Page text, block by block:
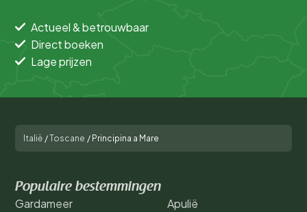
Actueel & betrouwbaar
Direct boeken
Lage prijzen
Italië /Toscane / Principina a Mare
Populaire bestemmingen
Gardameer
Apulië